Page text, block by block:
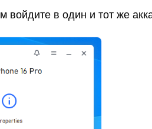
войдите в один и тот же